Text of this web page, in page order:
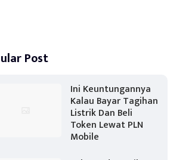
Post
Ini Keuntungannya
Kalau Bayar Tagihan
Listrik Dan Beli
Token Lewat PLN
Mobile